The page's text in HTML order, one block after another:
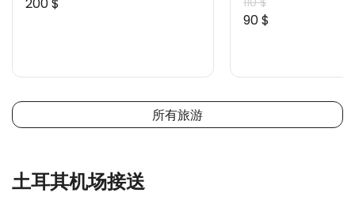
90 $
所有旅游
土耳其机场接送